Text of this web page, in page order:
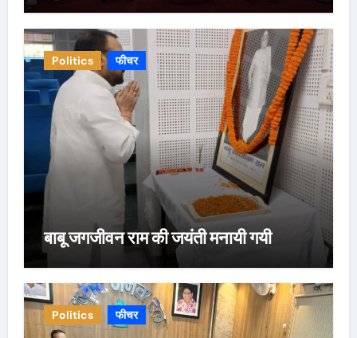
Politics फीचर
बाबू जगजीवन राम की जयंती मनायी गयी
Politics फीचर